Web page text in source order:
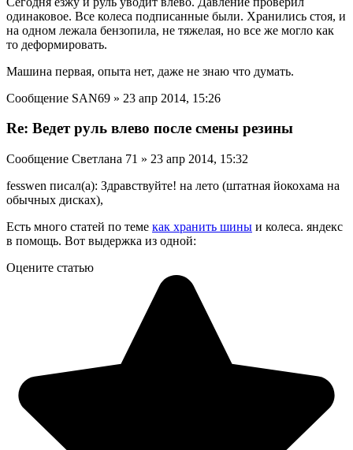
одинаковое. Все колеса подписанные были. Хранились стоя, и
на одном лежала бензопила, не тяжелая, но все же могло как
то деформировать.
Машина первая, опыта нет, даже не знаю что думать.
Сообщение SAN69 » 23 апр 2014, 15:26
Re: Ведет руль влево после смены резины
Сообщение Светлана 71 » 23 апр 2014, 15:32
fesswen писал(а): Здравствуйте! на лето (штатная йокохама на
обычных дисках),
Есть много статей по теме как хранить шины и колеса. яндекс
в помощь. Вот выдержка из одной:
Оцените статью